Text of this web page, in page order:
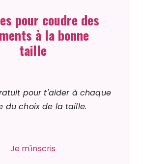
pour coudre des
à la bonne
taille
pour t'aider à chaque
du choix de la taille.
Je m'inscris